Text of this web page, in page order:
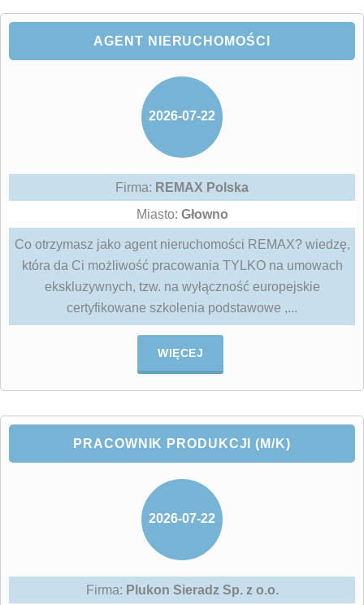
AGENT NIERUCHOMOŚCI
2026-07-22
Firma: REMAX Polska
Miasto: Głowno
Co otrzymasz jako agent nieruchomości REMAX? wiedzę,
która da Ci możliwość pracowania TYLKO na umowach
ekskluzywnych, tzw. na wyłączność europejskie
certyfikowane szkolenia podstawowe ,...
WIĘCEJ
PRACOWNIK PRODUKCJI (M/K)
2026-07-22
Firma: Plukon Sieradz Sp. z o.o.